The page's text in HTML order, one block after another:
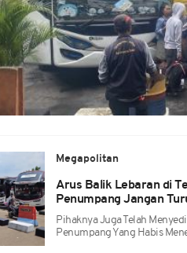
Megapolitan
Arus Balik Lebaran di
Penumpang Jangan
Pihaknya Juga Telah
Penumpang Yang Habis